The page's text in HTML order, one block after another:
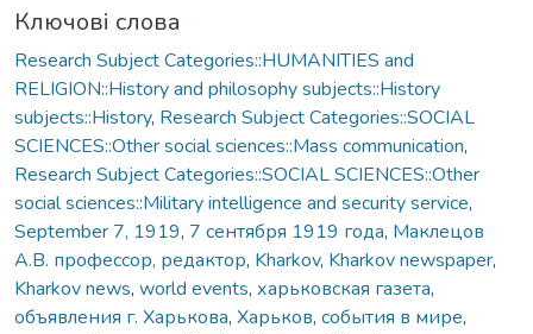
Ключові слова
Research Subject Categories::HUMANITIES and
RELIGION::History and philosophy subjects::History
subjects::History, Research Subject Categories::SOCIAL
SCIENCES::Other social sciences::Mass communication,
Research Subject Categories::SOCIAL SCIENCES::Other
social sciences::Military intelligence and security service,
September 7, 1919, 7 сентября 1919 года, Маклецов
А.В. профессор, редактор, Kharkov, Kharkov newspaper,
Kharkov news, world events, харьковская газета,
объявления г. Харькова, Харьков, события в мире,